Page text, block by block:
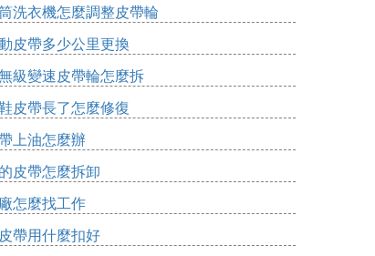
洗衣機怎麼調整皮帶輪
皮帶多少公里更換
級變速皮帶輪怎麼拆
皮帶長了怎麼修復
上油怎麼辦
皮帶怎麼拆卸
怎麼找工作
帶用什麼扣好